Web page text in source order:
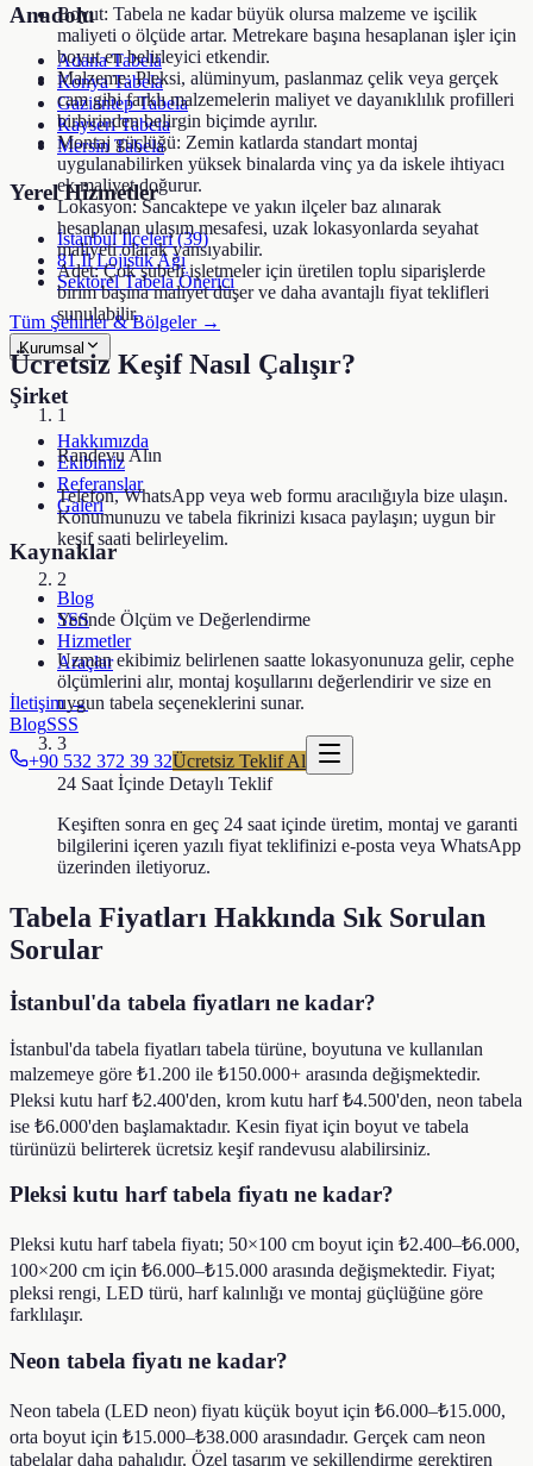
Anadolu
Adana Tabela
Konya Tabela
Gaziantep Tabela
Kayseri Tabela
Mersin Tabela
Yerel Hizmetler
İstanbul İlçeleri (39)
81 İl Lojistik Ağı
Sektörel Tabela Önerici
Tüm Şehirler & Bölgeler →
Kurumsal
Şirket
Hakkımızda
Ekibimiz
Referanslar
Galeri
Kaynaklar
Blog
SSS
Hizmetler
Araçlar
İletişim →
BlogSSS
+90 532 372 39 32Ücretsiz Teklif Al
Boyut: Tabela ne kadar büyük olursa malzeme ve işcilik
maliyeti o ölçüde artar. Metrekare başına hesaplanan işler için
boyut en belirleyici etkendir.
Malzeme:Pleksi, alüminyum, paslanmaz çelik veya gerçek
cam gibi farklı malzemelerin maliyet ve dayanıklılık profilleri
birbirinden belirgin biçimde ayrılır.
Montaj güçlüğü: Zemin katlarda standart montaj
uygulanabilirken yüksek binalarda vinç ya da iskele ihtiyacı
ek maliyet doğurur.
Lokasyon:Sancaktepe ve yakın ilçeler baz alınarak
hesaplanan ulaşım mesafesi, uzak lokasyonlarda seyahat
maliyeti olarak yansıyabilir.
Adet:Çok şubeli işletmeler için üretilen toplu siparişlerde
birim başına maliyet düşer ve daha avantajlı fiyat teklifleri
sunulabilir.
Ücretsiz Keşif Nasıl Çalışır?
1
Randevu Alın
Telefon, WhatsApp veya web formu aracılığıyla bize ulaşın.
Konumunuzu ve tabela fikrinizi kısaca paylaşın; uygun bir
keşif saati belirleyelim.
2
Yerinde Ölçüm ve Değerlendirme
Uzman ekibimiz belirlenen saatte lokasyonunuza gelir, cephe
ölçümlerini alır, montaj koşullarını değerlendirir ve size en
uygun tabela seçeneklerini sunar.
3
24 Saat İçinde Detaylı Teklif
Keşiften sonra en geç 24 saat içinde üretim, montaj ve garanti
bilgilerini içeren yazılı fiyat teklifinizi e-posta veya WhatsApp
üzerinden iletiyoruz.
Tabela Fiyatları Hakkında Sık Sorulan
Sorular
İstanbul'da tabela fiyatları ne kadar?
İstanbul'da tabela fiyatları tabela türüne, boyutuna ve kullanılan
malzemeye göre ₺1.200 ile ₺150.000+ arasında değişmektedir.
Pleksi kutu harf ₺2.400'den, krom kutu harf ₺4.500'den, neon tabela
ise ₺6.000'den başlamaktadır. Kesin fiyat için boyut ve tabela
türünüzü belirterek ücretsiz keşif randevusu alabilirsiniz.
Pleksi kutu harf tabela fiyatı ne kadar?
Pleksi kutu harf tabela fiyatı; 50×100 cm boyut için ₺2.400–₺6.000,
100×200 cm için ₺6.000–₺15.000 arasında değişmektedir. Fiyat;
pleksi rengi, LED türü, harf kalınlığı ve montaj güçlüğüne göre
farklılaşır.
Neon tabela fiyatı ne kadar?
Neon tabela (LED neon) fiyatı küçük boyut için ₺6.000–₺15.000,
orta boyut için ₺15.000–₺38.000 arasındadır. Gerçek cam neon
tabelalar daha pahalıdır. Özel tasarım ve şekillendirme gerektiren